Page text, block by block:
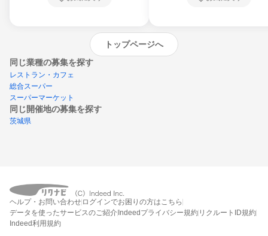
トップページへ
同じ業種の募集を探す
レストラン・カフェ
総合スーパー
スーパーマーケット
同じ開催地の募集を探す
茨城県
締切：なし
ヘルプ・お問い合わせ ログインでお困りの方はこちら
データを使ったサービスのご紹介 Indeedプライバシー規約 リクルートID規約
Indeed利用規約